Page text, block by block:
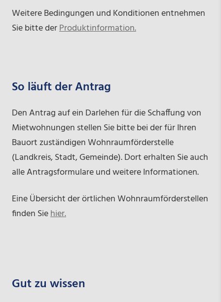
Weitere Bedingungen und Konditionen entnehmen
Sie bitte derProduktinformation.
So läuft der Antrag
Den Antrag auf ein Darlehen für die Schaffung von
Mietwohnungen stellen Sie bitte bei der für Ihren
Bauort zuständigen Wohnraumförderstelle
(Landkreis, Stadt, Gemeinde). Dort erhalten Sie auch
alle Antragsformulare und weitere Informationen.
Eine Übersicht der örtlichen Wohnraumförderstellen
finden Siehier.
Gut zu wissen